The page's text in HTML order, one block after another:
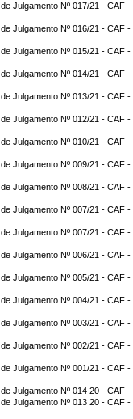
Julgamento Nº 017/21 - CAF
Julgamento Nº 016/21 - CAF
Julgamento Nº 015/21 - CAF -
Julgamento Nº 014/21 - CAF -
Julgamento Nº 013/21 - CAF
Julgamento Nº 012/21 - CAF
Julgamento Nº 010/21 - CAF
Julgamento Nº 009/21 - CAF
Julgamento Nº 008/21 - CAF
Julgamento Nº 007/21 - CAF
Julgamento Nº 007/21 - CAF
Julgamento Nº 006/21 - CAF
Julgamento Nº 005/21 - CAF
Julgamento Nº 004/21 - CAF
Julgamento Nº 003/21 - CAF
Julgamento Nº 002/21 - CAF
Julgamento Nº 001/21 - CAF
Julgamento Nº 014 20 - CAF
Julgamento Nº 013 20 - CAF